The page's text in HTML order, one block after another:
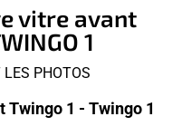
vitre avant
1
PHOTOS
1 - Twingo 1